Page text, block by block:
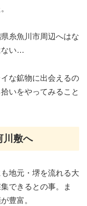
糸魚川市周辺へはな
ない…
な鉱物に出会えるの
いをやってみること
川敷へ
地元・堺を流れる大
できるとの事。ま
豊富。